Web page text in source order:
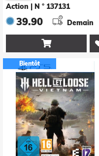
Action
N ° 137131
39.90 Demain

Bientôt